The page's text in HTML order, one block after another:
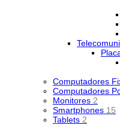
Computadores
Computadores
Monitores 2
Smartphones 15
Tablets 2